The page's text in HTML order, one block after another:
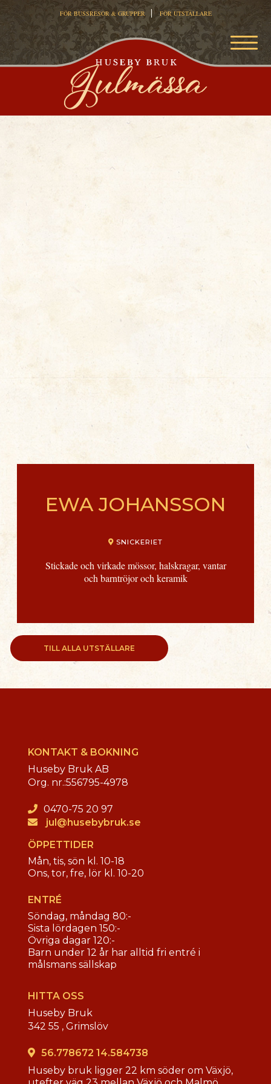
FÖR BUSSRESOR & GRUPPER FÖR UTSTÄLLARE
EWA JOHANSSON
SNICKERIET
Stickade och virkade mössor, halskragar, vantar
och barntröjor och keramik
TILL ALLA UTSTÄLLARE
KONTAKT & BOKNING
Huseby Bruk AB
Org. nr.:556795-4978
0470-75 20 97
jul@husebybruk.se
ÖPPETTIDER
Mån, tis, sön kl. 10-18
Ons, tor, fre, lör kl. 10-20
ENTRÉ
Söndag, måndag 80:-
Sista lördagen 150:-
Övriga dagar 120:-
Barn under 12 år har alltid fri entré i
målsmans sällskap
HITTA OSS
Huseby Bruk
342 55 , Grimslöv
56.778672 14.584738
Huseby bruk ligger 22 km söder om Växjö,